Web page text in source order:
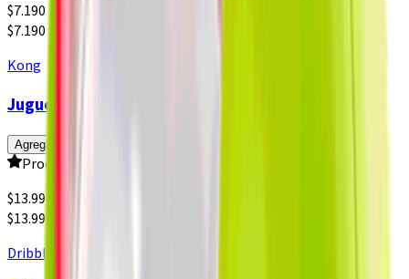
$7.190
$7.190 x un
Kong
Juguete Perro Kong Pelota Cumpleaños 3 un.
Agregar
Producto sin calificar
$13.990
$13.990 x un
Dribbling